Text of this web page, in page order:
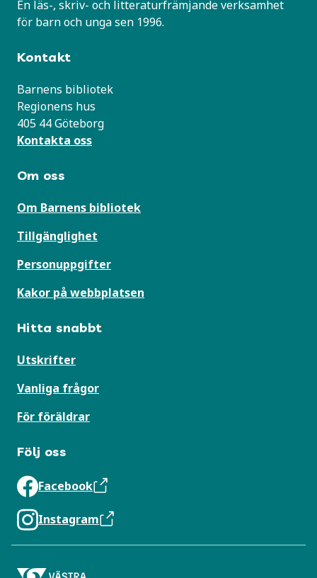
En läs-, skriv- och litteraturfrämjande verksamhet
för barn och unga sen 1996.
Kontakt
Barnens bibliotek
Regionens hus
405 44 Göteborg
Kontakta oss
Om oss
Om Barnens bibliotek
Tillgänglighet
Personuppgifter
Kakor på webbplatsen
Hitta snabbt
Utskrifter
Vanliga frågor
För föräldrar
Följ oss
Facebook
Instagram